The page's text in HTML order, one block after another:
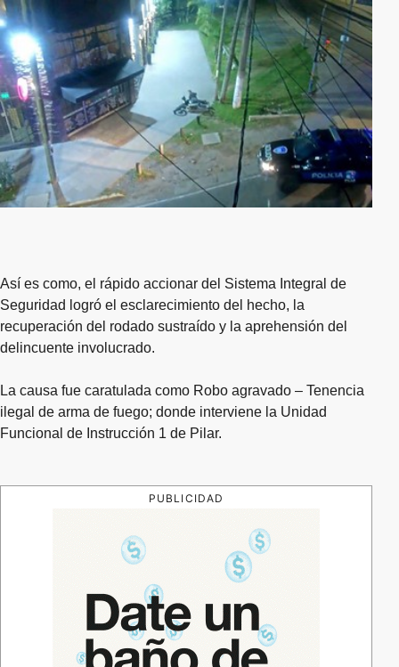
Así es como, el rápido accionar del Sistema Integral de
Seguridad logró el esclarecimiento del hecho, la
recuperación del rodado sustraído y la aprehensión del
delincuente involucrado.
La causa fue caratulada como Robo agravado – Tenencia
ilegal de arma de fuego; donde interviene la Unidad
Funcional de Instrucción 1 de Pilar.
PUBLICIDAD